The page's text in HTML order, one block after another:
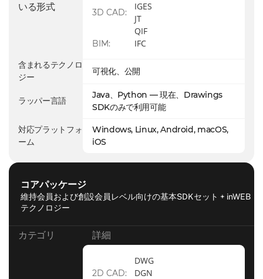
いる形式
3D CAD:
IGES
JT
QIF
BIM: IFC
含まれるテクノロ
ジー
可視化、公開
ラッパー言語
Java、Python — 現在、Drawings
SDKのみで利用可能
対応プラットフォ
ーム
Windows, Linux, Android, macOS,
iOS
カ
詳細
サ2D CAD:
DWG |
コアパッケージ
維持会員および創設会員レベル向けの基本SDKセット + inWEB
テクノロジー
カテゴリ 詳細
2D CAD:
DWG
DGN